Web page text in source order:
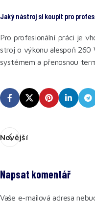
Jaký nástroj si koupit pro
Pro profesionální práci je
stroj o výkonu alespoň
systémem a přenosnou
Novější
Napsat komentář
Vaše e-mailová adresa